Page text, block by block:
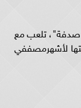
فتاة تدعى "صدفة"، تلعب مع
لأشهرمصففي